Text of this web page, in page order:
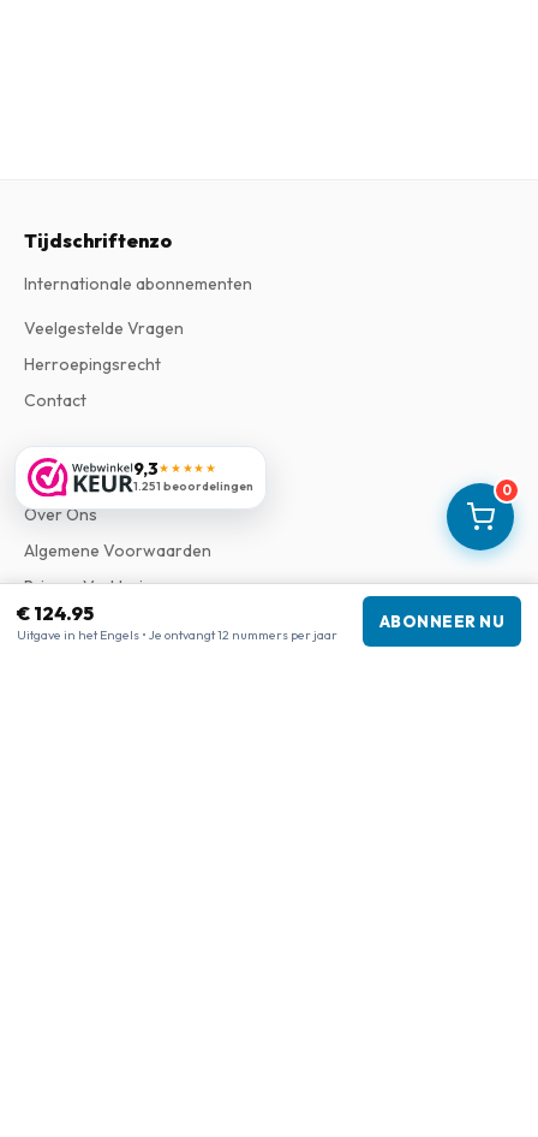
0
€ 124.95
Uitgave in het Engels • Je ontvangt 12 nummers per jaar
ABONNEER NU
9,3★★★★★
1.251 beoordelingen
Tijdschriftenzo
Internationale abonnementen
Veelgestelde Vragen
Herroepingsrecht
Contact
Informatie
Over Ons
Algemene Voorwaarden
Privacy Verklaring
Klachtenregeling